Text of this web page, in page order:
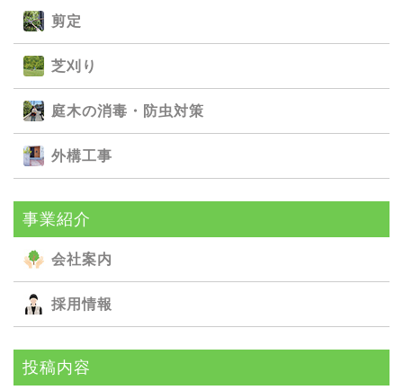
剪定
芝刈り
庭⽊の消毒・防⾍対策
外構⼯事
事業紹介
会社案内
採用情報
投稿内容